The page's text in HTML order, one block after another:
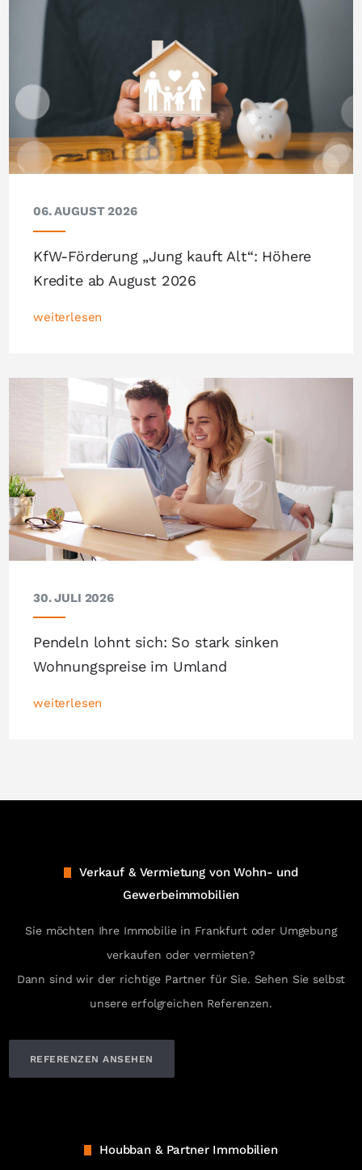
06. AUGUST 2026
KfW-Förderung „Jung kauft Alt“: Höhere
Kredite ab August 2026
weiterlesen
30. JULI 2026
Pendeln lohnt sich: So stark sinken
Wohnungspreise im Umland
weiterlesen
Verkauf & Vermietung von Wohn- und
Gewerbeimmobilien
Sie möchten Ihre Immobilie in Frankfurt oder Umgebung
verkaufen oder vermieten?
Dann sind wir der richtige Partner für Sie. Sehen Sie selbst
unsere erfolgreichen Referenzen.
REFERENZEN ANSEHEN
Houbban & Partner Immobilien